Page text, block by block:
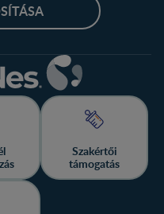
Szakértői
támogatás